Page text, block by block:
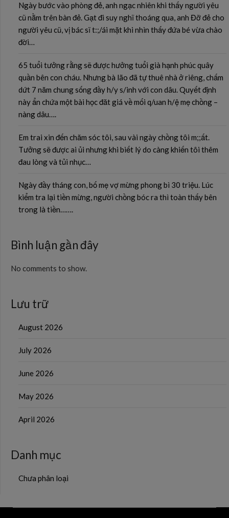
Ngày bước vào phòng đẻ, anh ngạc nhiên khi thấy người yêu
cũ nằm trên bàn đẻ. Gạt đi suy nghĩ thoáng qua, anh Đỡ đẻ cho
người yêu cũ, vị bác sĩ t:;/ái mặt khi nhìn thấy đứa bé vừa chào
đời…
65 tuổi tưởng rằng sẽ được hưởng tuổi già hạnh phúc quây
quần bên con cháu. Nhưng bà lão đã tự thuê nhà ở riêng, chấm
dứt 7 năm chung sống đầy h/y s/inh với con dâu. Quyết định
này ẩn chứa một bài học đăt giá về mối q/uan h/ệ mẹ chồng –
nàng dâu….
Em trai xin đến chăm sóc tôi, sau vài ngày chồng tôi m;;ất.
Tưởng sẽ được ai ủi nhưng khi biết lý do càng khiến tôi thêm
đau lòng và tủi nhục…
Ngày đầy tháng con, bố mẹ vợ mừng phong bì 30 triệu. Lúc
kiểm tra lại tiền mừng, người chồng bóc ra thì toàn thấy bên
trong là tiền…….
Bình luận gần đây
No comments to show.
Lưu trữ
August 2026
July 2026
June 2026
May 2026
April 2026
Danh mục
Chưa phân loại